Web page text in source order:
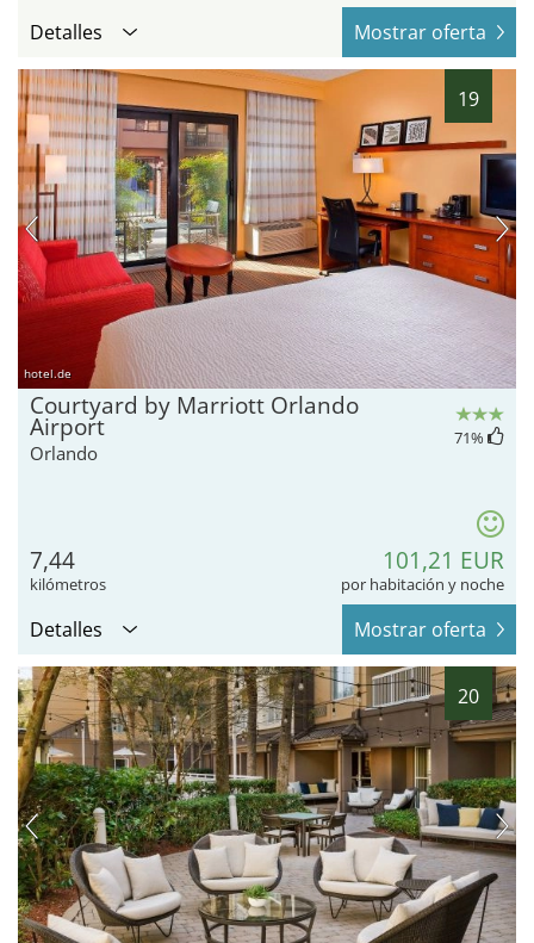
Detalles Mostrar oferta
19
hotel.de
Courtyard by Marriott Orlando
Airport
Orlando
71%
7,44
kilómetros
101,21 EUR
por habitación y noche
Detalles Mostrar oferta
20